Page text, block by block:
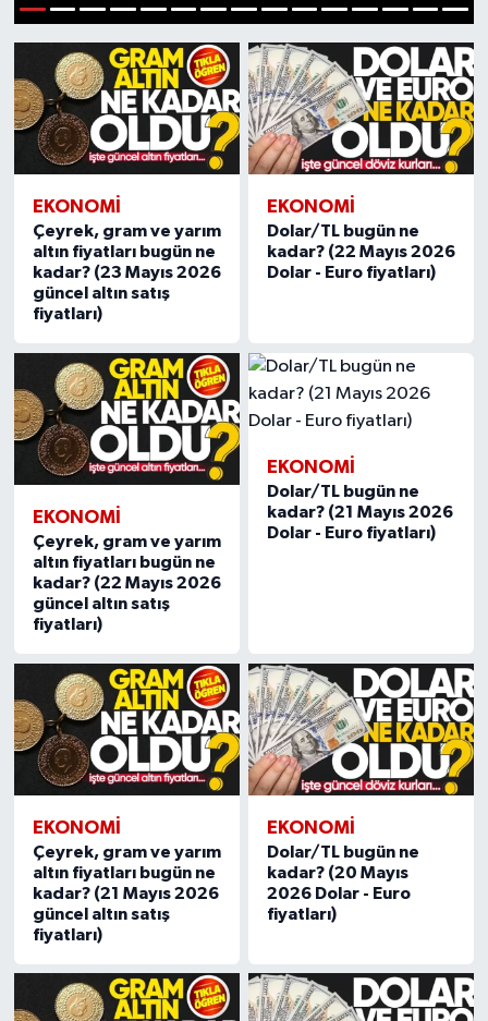
EKONOMI
Çeyrek, gram ve yarım
altın fiyatları bugün ne
kadar? (23 Mayıs 2026
güncel altın satış
fiyatları)
EKONOMI
Dolar/TL bugün ne
kadar? (22 Mayıs 2026
Dolar - Euro fiyatları)
EKONOMI
Çeyrek, gram ve yarım
altın fiyatları bugün ne
kadar? (22 Mayıs 2026
güncel altın satış
fiyatları)
EKONOMI
Dolar/TL bugün ne
kadar? (21 Mayıs 2026
Dolar - Euro fiyatları)
EKONOMI
Çeyrek, gram ve yarım
altın fiyatları bugün ne
kadar? (21 Mayıs 2026
güncel altın satış
fiyatları)
EKONOMI
Dolar/TL bugün ne
kadar? (20 Mayıs
2026 Dolar - Euro
fiyatları)
Karabük
Spor
Ulusal